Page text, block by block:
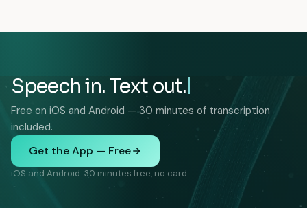
Speech in. Text out.
Free on iOS and Android — 30 minutes of transcription
included.
Get the App — Free
iOS and Android. 30 minutes free, no card.